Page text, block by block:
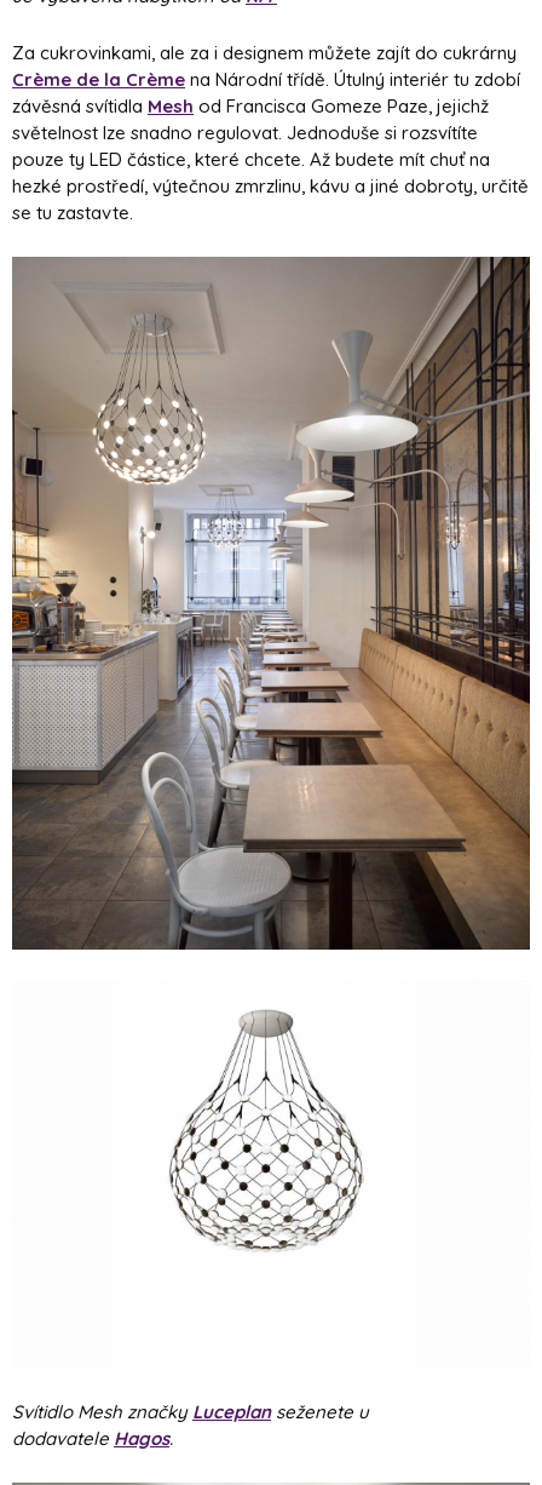
Za cukrovinkami, ale za i designem můžete zajít do cukrárny
Crème de la Crème na Národní třídě. Útulný interiér tu zdobí
závěsná svítidla Mesh od Francisca Gomeze Paze, jejichž
světelnost lze snadno regulovat. Jednoduše si rozsvítíte
pouze ty LED částice, které chcete. Až budete mít chuť na
hezké prostředí, výtečnou zmrzlinu, kávu a jiné dobroty, určitě
se tu zastavte.
Svítidlo Mesh značky Luceplanseženete u
dodavatele Hagos.